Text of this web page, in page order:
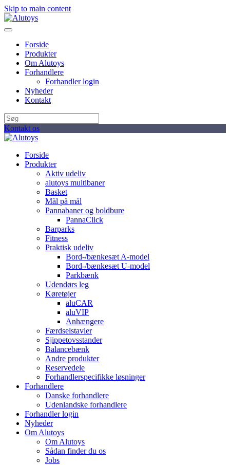
Skip to main content
Forside
Produkter
Om Alutoys
Forhandlere
Forhandler login
Nyheder
Kontakt
Kontakt os
Forside
Produkter
Aktiv udeliv
alutoys multibaner
Basket
Mål på mål
Pannabaner og boldbure
PannaClick
Barparks
Fitness
Praktisk udeliv
Bord-/bænkesæt A-model
Bord-/bænkesæt U-model
Parkbænk
Udendørs leg
Køretøjer
aluCAR
aluVIP
Anhængere
Færdselstavler
Sjippetovsstander
Balancebænk
Andre produkter
Reservedele
Forhandlerspecifikke løsninger
Forhandlere
Danske forhandlere
Udenlandske forhandlere
Forhandler login
Nyheder
Om Alutoys
Om Alutoys
Sådan finder du os
Jobs